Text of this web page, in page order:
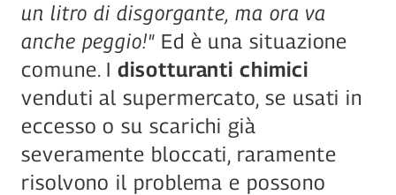
un litro di disgorgante, ma ora va
anche peggio!" Ed è una situazione
comune. I disotturanti chimici
venduti al supermercato, se usati in
eccesso o su scarichi già
severamente bloccati, raramente
risolvono il problema e possono